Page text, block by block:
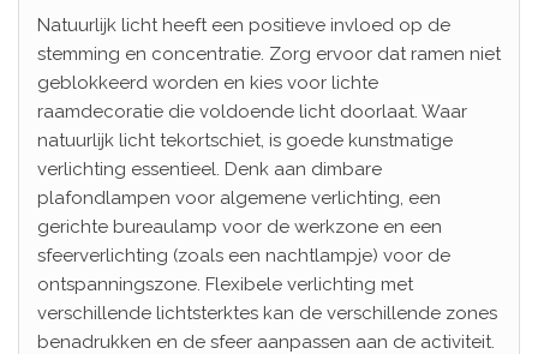
Natuurlijk licht heeft een positieve invloed op de
stemming en concentratie. Zorg ervoor dat ramen niet
geblokkeerd worden en kies voor lichte
raamdecoratie die voldoende licht doorlaat. Waar
natuurlijk licht tekortschiet, is goede kunstmatige
verlichting essentieel. Denk aan dimbare
plafondlampen voor algemene verlichting, een
gerichte bureaulamp voor de werkzone en een
sfeerverlichting (zoals een nachtlampje) voor de
ontspanningszone. Flexibele verlichting met
verschillende lichtsterktes kan de verschillende zones
benadrukken en de sfeer aanpassen aan de activiteit.